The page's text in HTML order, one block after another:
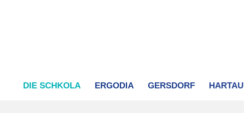
DIE SCHKOLA ERGODIA GERSDORF HARTAU